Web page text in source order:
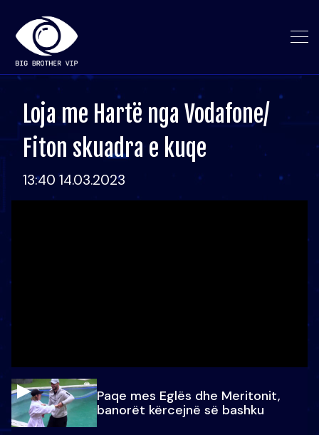
Loja me Hartë nga Vodafone/
Fiton skuadra e kuqe
13:40 14.03.2023
Paqe mes Eglës dhe Meritonit,
banorët kërcejnë së bashku